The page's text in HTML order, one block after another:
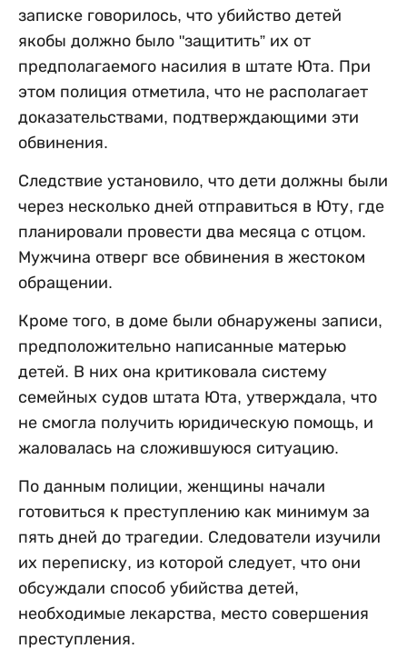
записке говорилось, что убийство детей
якобы должно было "защитить” их от
предполагаемого насилия в штате Юта. При
этом полиция отметила, что не располагает
доказательствами, подтверждающими эти
обвинения.
Следствие установило, что дети должны были
через несколько дней отправиться в Юту, где
планировали провести два месяца с отцом.
Мужчина отверг все обвинения в жестоком
обращении.
Кроме того, в доме были обнаружены записи,
предположительно написанные матерью
детей. В них она критиковала систему
семейных судов штата Юта, утверждала, что
не смогла получить юридическую помощь, и
жаловалась на сложившуюся ситуацию.
По данным полиции, женщины начали
готовиться к преступлению как минимум за
пять дней до трагедии. Следователи изучили
их переписку, из которой следует, что они
обсуждали способ убийства детей,
необходимые лекарства, место совершения
преступления.